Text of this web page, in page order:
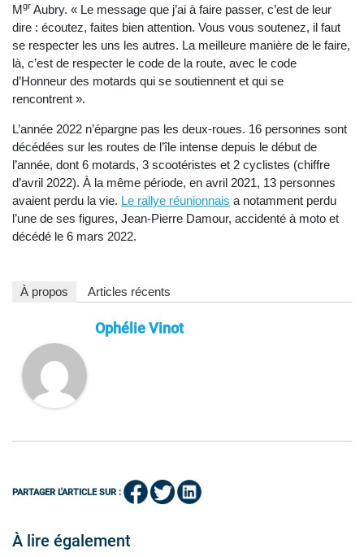
Mgr Aubry. « Le message que j’ai à faire passer, c’est de leur
dire : écoutez, faites bien attention. Vous vous soutenez, il faut
se respecter les uns les autres. La meilleure manière de le faire,
là, c’est de respecter le code de la route, avec le code
d’Honneur des motards qui se soutiennent et qui se
rencontrent ».
L’année 2022 n’épargne pas les deux-roues. 16 personnes sont
décédées sur les routes de l’île intense depuis le début de
l’année, dont 6 motards, 3 scootéristes et 2 cyclistes (chiffre
d’avril 2022). À la même période, en avril 2021, 13 personnes
avaient perdu la vie. Le rallye réunionnais a notamment perdu
l’une de ses figures, Jean-Pierre Damour, accidenté à moto et
décédé le 6 mars 2022.
À propos Articles récents
Ophélie Vinot
PARTAGER L'ARTICLE SUR :
À lire également